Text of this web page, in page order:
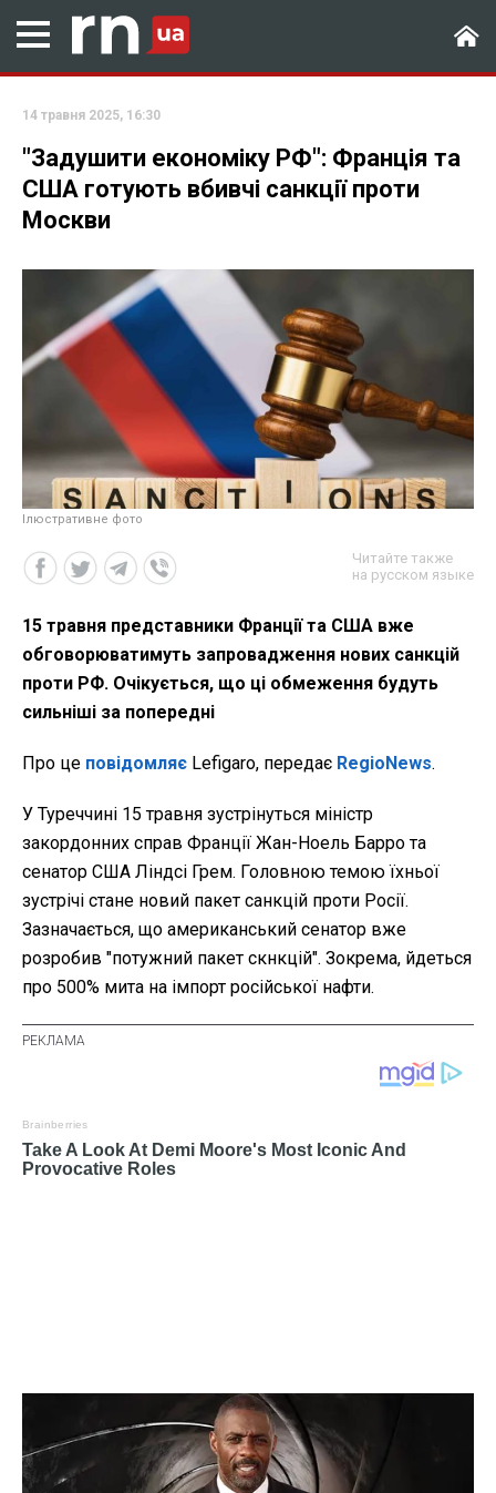
14 травня 2025, 16:30
"Задушити економіку РФ": Франція та
США готують вбивчі санкції проти
Москви
Ілюстративне фото
Читайте также
на русском языке
15 травня представники Франції та США вже
обговорюватимуть запровадження нових санкцій
проти РФ. Очікується, що ці обмеження будуть
сильніші за попередні
Про це повідомляє Lefigaro, передає RegioNews.
У Туреччині 15 травня зустрінуться міністр
закордонних справ Франції Жан-Ноель Барро та
сенатор США Ліндсі Грем. Головною темою їхньої
зустрічі стане новий пакет санкцій проти Росії.
Зазначається, що американський сенатор вже
розробив "потужний пакет скнкцій". Зокрема, йдеться
про 500% мита на імпорт російської нафти.